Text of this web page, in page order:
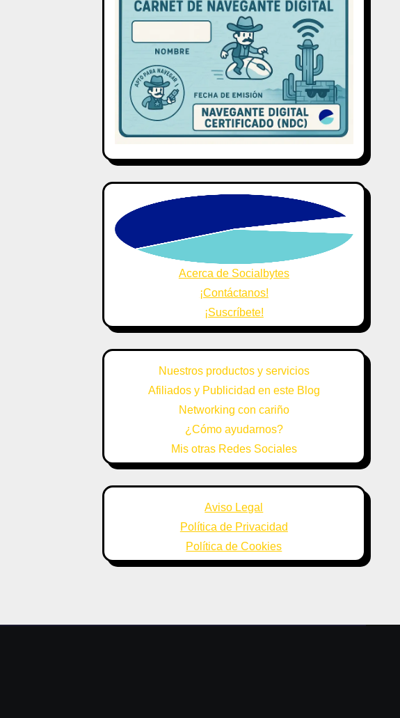
Acerca de Socialbytes
¡Contáctanos!
¡Suscríbete!
Nuestros productos y servicios
Afiliados y Publicidad en este Blog
Networking con cariño
¿Cómo ayudarnos?
Mis otras Redes Sociales
Aviso Legal
Política de Privacidad
Política de Cookies